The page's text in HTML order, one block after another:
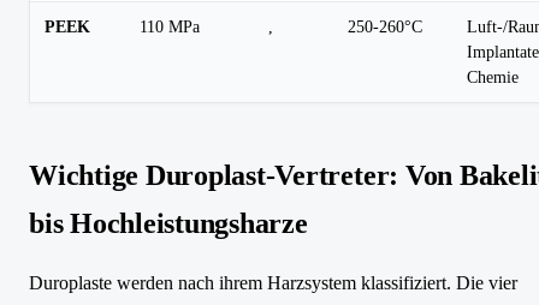
PEEK 110 MPa , 250-260°C
Luft-/
Chemie
Wichtige Duroplast-Vertreter: Von
bis Hochleistungsharze
Duroplaste werden nach ihrem Harzsystem klassifiziert. Die vier